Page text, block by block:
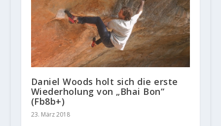
Daniel Woods holt sich die erste
Wiederholung von „Bhai Bon“
(Fb8b+)
23. März 2018